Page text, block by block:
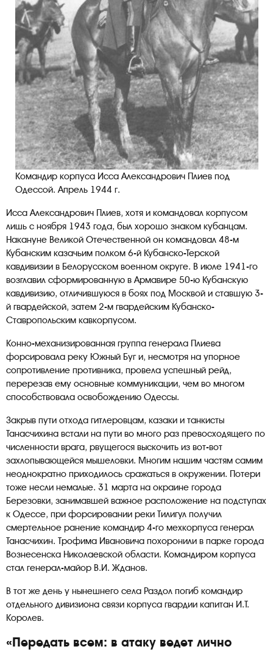
Командир корпуса Исса Александрович Плиев под
Одессой. Апрель 1944 г.
Исса Александрович Плиев, хотя и командовал корпусом
лишь с ноября 1943 года, был хорошо знаком кубанцам.
Накануне Великой Отечественной он командовал 48-м
Кубанским казачьим полком 6-й Кубанско-Терской
кавдивизии в Белорусском военном округе. В июле 1941-го
возглавил сформированную в Армавире 50-ю Кубанскую
кавдивизию, отличившуюся в боях под Москвой и ставшую 3-
й гвардейской, затем 2-м гвардейским Кубанско-
Ставропольским кавкорпусом.
Конно-механизированная группа генерала Плиева
форсировала реку Южный Буг и, несмотря на упорное
сопротивление противника, провела успешный рейд,
перерезав ему основные коммуникации, чем во многом
способствовала освобождению Одессы.
Закрыв пути отхода гитлеровцам, казаки и танкисты
Танасчихина встали на пути во много раз превосходящего по
численности врага, рвущегося выскочить из вот-вот
захлопывающейся мышеловки. Многим нашим частям самим
неоднократно приходилось сражаться в окружении. Потери
тоже несли немалые. 31 марта на окраине города
Березовки, занимавшей важное расположение на подступах
к Одессе, при форсировании реки Тилигул получил
смертельное ранение командир 4-го мехкорпуса генерал
Танасчихин. Трофима Ивановича похоронили в парке города
Вознесенска Николаевской области. Командиром корпуса
стал генерал-майор В.И. Жданов.
В тот же день у нынешнего села Раздол погиб командир
отдельного дивизиона связи корпуса гвардии капитан И.Т.
Королев.
«Передать всем: в атаку ведет лично